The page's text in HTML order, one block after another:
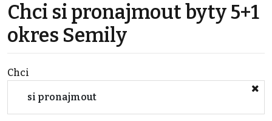
Chci si pronajmout byty 5+1
okres Semily
Chci
si pronajmout